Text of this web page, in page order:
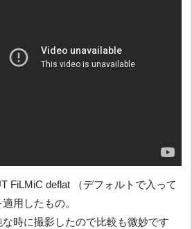
FiLMiC deflat （デフォルトで入って
用したもの。
な時に撮影したので比較も微妙です